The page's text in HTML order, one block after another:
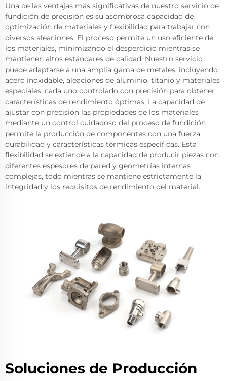
Una de las ventajas más significativas de nuestro servicio de
fundición de precisión es su asombrosa capacidad de
optimización de materiales y flexibilidad para trabajar con
diversos aleaciones. El proceso permite un uso eficiente de
los materiales, minimizando el desperdicio mientras se
mantienen altos estándares de calidad. Nuestro servicio
puede adaptarse a una amplia gama de metales, incluyendo
acero inoxidable, aleaciones de aluminio, titanio y materiales
especiales, cada uno controlado con precisión para obtener
características de rendimiento óptimas. La capacidad de
ajustar con precisión las propiedades de los materiales
mediante un control cuidadoso del proceso de fundición
permite la producción de componentes con una fuerza,
durabilidad y características térmicas específicas. Esta
flexibilidad se extiende a la capacidad de producir piezas con
diferentes espesores de pared y geometrías internas
complejas, todo mientras se mantiene estrictamente la
integridad y los requisitos de rendimiento del material.
Soluciones de Producción